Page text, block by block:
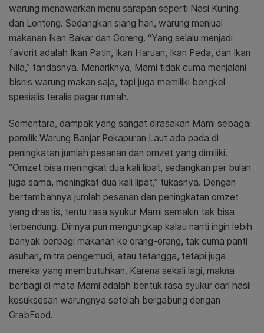
warung menawarkan menu sarapan seperti Nasi Kuning
dan Lontong. Sedangkan siang hari, warung menjual
makanan Ikan Bakar dan Goreng. “Yang selalu menjadi
favorit adalah Ikan Patin, Ikan Haruan, Ikan Peda, dan Ikan
Nila,” tandasnya. Menariknya, Mami tidak cuma menjalani
bisnis warung makan saja, tapi juga memiliki bengkel
spesialis teralis pagar rumah.
Sementara, dampak yang sangat dirasakan Mami sebagai
pemilik Warung Banjar Pekapuran Laut ada pada di
peningkatan jumlah pesanan dan omzet yang dimiliki.
“Omzet bisa meningkat dua kali lipat, sedangkan per bulan
juga sama, meningkat dua kali lipat,” tukasnya. Dengan
bertambahnya jumlah pesanan dan peningkatan omzet
yang drastis, tentu rasa syukur Mami semakin tak bisa
terbendung. Dirinya pun mengungkap kalau nanti ingin lebih
banyak berbagi makanan ke orang-orang, tak cuma panti
asuhan, mitra pengemudi, atau tetangga, tetapi juga
mereka yang membutuhkan. Karena sekali lagi, makna
berbagi di mata Mami adalah bentuk rasa syukur dari hasil
kesuksesan warungnya setelah bergabung dengan
GrabFood.